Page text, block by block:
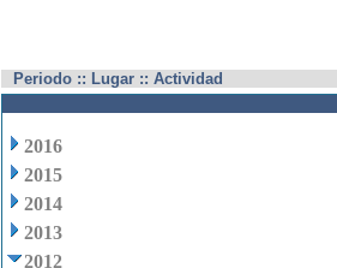
Periodo :: Lugar :: Actividad
2016
2015
2014
2013
2012